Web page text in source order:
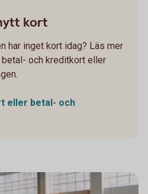
kort
har inget kort idag? Läs mer
och kreditkort eller
eller betal- och